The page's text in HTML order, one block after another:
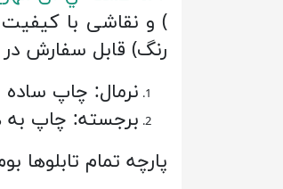
)
رنگ) قابل سفارش در 7 سایز و به دو صورت:
نرمال: چاپ ساده
برجسته: چاپ به
پارچه تمام تابلوها بوم